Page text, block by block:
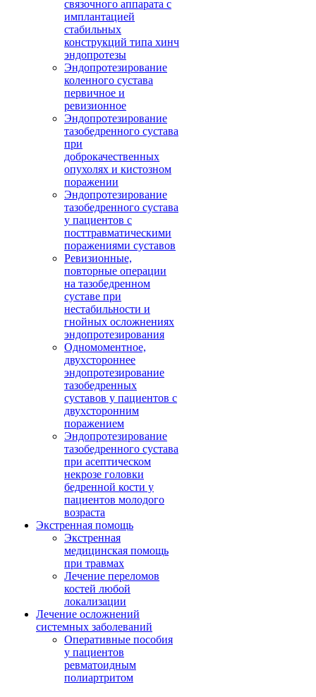
связочного аппарата с
имплантацией
стабильных
конструкций типа хинч
эндопротезы
Эндопротезирование
коленного сустава
первичное и
ревизионное
Эндопротезирование
тазобедренного сустава
при
доброкачественных
опухолях и кистозном
поражении
Эндопротезирование
тазобедренного сустава
у пациентов с
посттравматическими
поражениями суставов
Ревизионные,
повторные операции
на тазобедренном
суставе при
нестабильности и
гнойных осложнениях
эндопротезирования
Одномоментное,
двухстороннее
эндопротезирование
тазобедренных
суставов у пациентов с
двухсторонним
поражением
Эндопротезирование
тазобедренного сустава
при асептическом
некрозе головки
бедренной кости у
пациентов молодого
возраста
Экстренная помощь
Экстренная
медицинская помощь
при травмах
Лечение переломов
костей любой
локализации
Лечение осложнений
системных заболеваний
Оперативные пособия
у пациентов
ревматоидным
полиартритом